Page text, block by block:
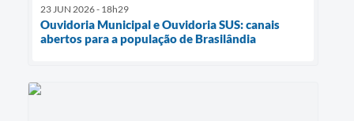
23 JUN 2026 - 18h29
Ouvidoria Municipal e Ouvidoria SUS: canais
abertos para a população de Brasilândia